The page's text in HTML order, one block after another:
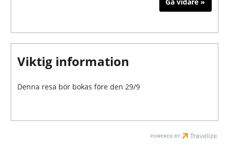
Viktig information
Denna resa bör bokas före den 29/9